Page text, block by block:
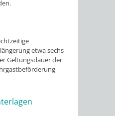
etwa sechs
Geltungsdauer der